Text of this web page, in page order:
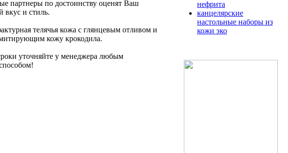
партнеры по достоинству оценят Ваш
вкус и стиль.
телячья кожа с глянцевым отливом и
кожу крокодила.
уточняйте у менеджера любым
нефрита
канцелярские
настольные наборы из
кожи эко